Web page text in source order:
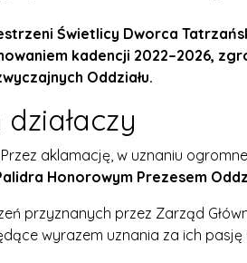
Świetlicy Dworca
kadencji 2022–2026,
Oddziału.
aklamację, w uznaniu
Honorowym Prezesem
przyznanych przez Zarząd
wyrazem uznania za ich